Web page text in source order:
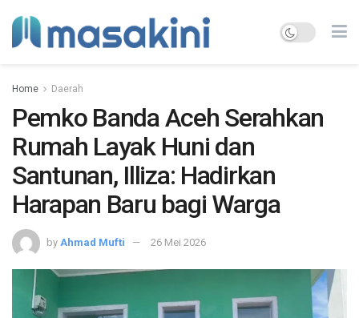
Home Daerah
Pemko Banda Aceh Serahkan
Rumah Layak Huni dan
Santunan, Illiza: Hadirkan
Harapan Baru bagi Warga
by Ahmad Mufti 26 Mei 2026